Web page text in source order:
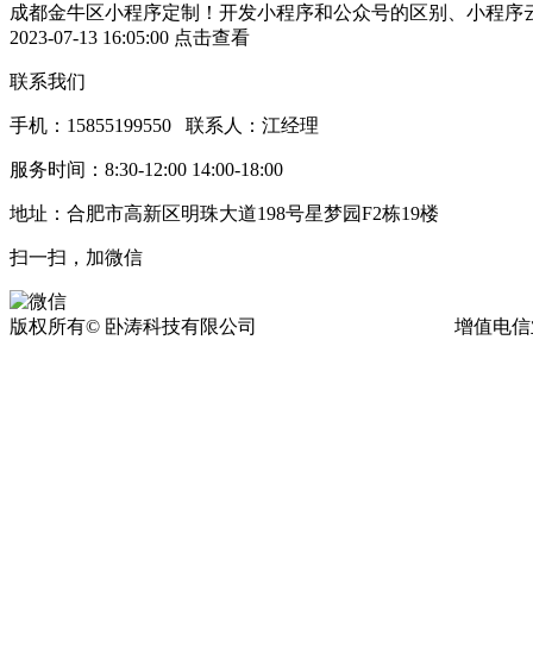
成都金牛区小程序定制！开发小程序和公众号的区别、小程
2023-07-13 16:05:00 点击查看
联系我们
手机：15855199550 联系人：江经理
服务时间：8:30-12:00 14:00-18:00
地址：合肥市高新区明珠大道198号星梦园F2栋19楼
扫一扫，加微信
版权所有© 卧涛科技有限公司 增值电